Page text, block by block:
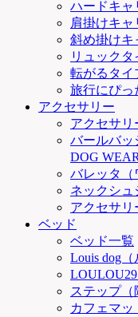
ハードキャ
肩掛けキ
斜め掛けキ
リュック
転がるタイ
旅行にぴっ
アクセサリー
アクセサリ
バールバ
DOG WEAR
バレッタ（
ネックシュ
アクセサリ
ベッド
ベッド一覧
Louis dog（
LOULOU29
ステップ（
カフェマッ